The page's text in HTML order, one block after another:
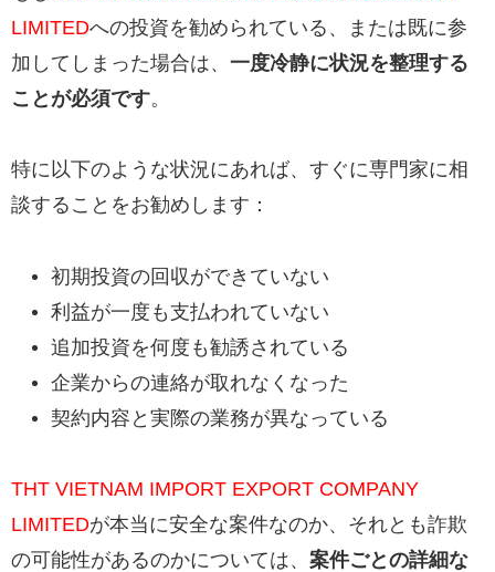
LIMITEDへの投資を勧められている、または既に参
加してしまった場合は、 一度冷静に状況を整理する
ことが必須です。
特に以下のような状況にあれば、すぐに専門家に相
談することをお勧めします：
初期投資の回収ができていない
利益が一度も支払われていない
追加投資を何度も勧誘されている
企業からの連絡が取れなくなった
契約内容と実際の業務が異なっている
THT VIETNAM IMPORT EXPORT COMPANY
LIMITEDが本当に安全な案件なのか、それとも詐欺
の可能性があるのかについては、 案件ごとの詳細な